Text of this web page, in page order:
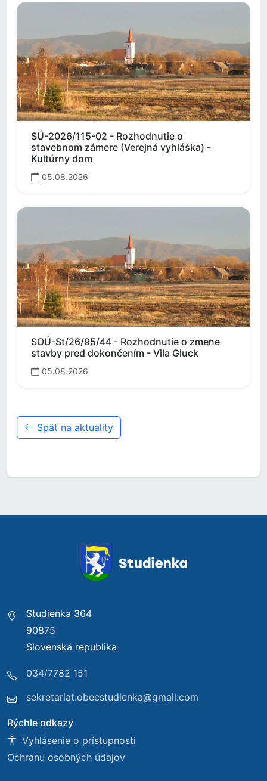
SÚ-2026/115-02 - Rozhodnutie o
stavebnom zámere (Verejná vyhláška) -
Kultúrny dom
05.08.2026
SOÚ-St/26/95/44 - Rozhodnutie o zmene
stavby pred dokončením - Vila Gluck
05.08.2026
Späť na aktuality
Studienka 364
90875
Slovenská republika
034/7782 151
sekretariat.obecstudienka@gmail.com
Rýchle odkazy
Vyhlásenie o prístupnosti
Ochranu osobných údajov